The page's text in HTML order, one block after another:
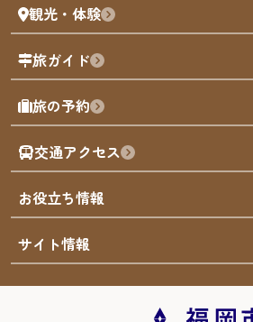
福岡グルメ
福岡を楽しむ
福岡のアート
福岡のナイトタイム
福岡の歴史・文化
サステナブルツーリズム
福岡検定
よかなび音声ガイド
観光・体験
観る・遊ぶ
屋台
買う
体験
泊まる
旅ガイド
モデルコース
AIおまかせコース
オリジナルプラン
みんなの旅行記
旅の予約
交通アクセス
市内交通ガイド
お得なチケット
お役立ち情報
お知らせ
災害情報
サイト情報
まち歩き・体験プログラム掲載申込